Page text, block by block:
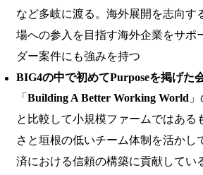
など多岐に渡る。海外展開を志向す
場への参入を目指す海外企業をサポ
ダー案件にも強みを持つ
BIG4の中で初めてPurposeを掲げた
「 Building A Better Working World
と比較して小規模ファームではある
さと垣根の低いチーム体制を活かし
済における信頼の構築に貢献してい